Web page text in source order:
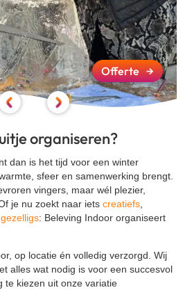
organiseren?
dan is het tijd voor een winter
sfeer en samenwerking brengt.
vingers, maar wél plezier,
je nu zoekt naar iets creatiefs,
gezelligs: Beleving Indoor organiseert
op locatie én volledig verzorgd. Wij
alles wat nodig is voor een succesvol
te kiezen uit onze variatie
Offerte →